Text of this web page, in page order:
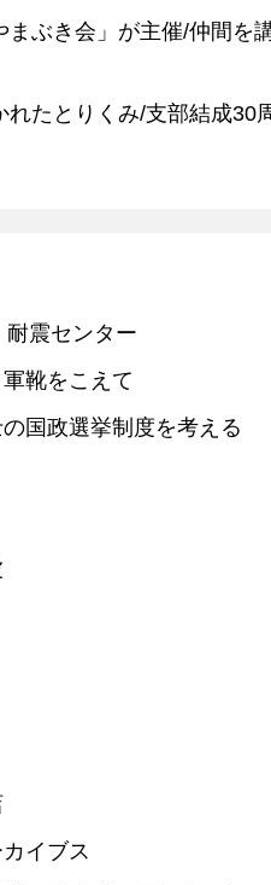
まぶき会」が主催/仲間を
れたとりくみ/支部結成30
耐震センター
軍靴をこえて
の国政選挙制度を考える
イブス